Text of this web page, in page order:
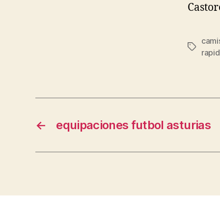
← equipaciones futbol asturias